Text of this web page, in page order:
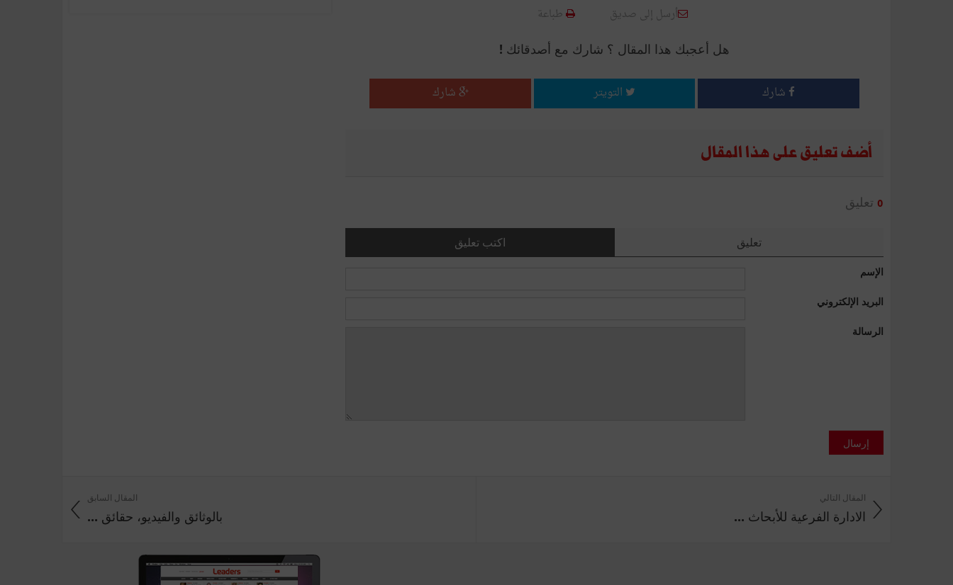
أرسل إلى صديق طباعة
هل أعجبك هذا المقال ؟ شارك مع أصدقائك !
شارك التويتر شارك
أضف تعليق على هذا المقال
0 تعليق
اكتب تعليق تعليق
الإسم
البريد الإلكتروني
الرسالة
إرسال
المقال السابق
بالوثائق والفيديو، حقائق ...
المقال التالي
الادارة الفرعية للأبحاث ...